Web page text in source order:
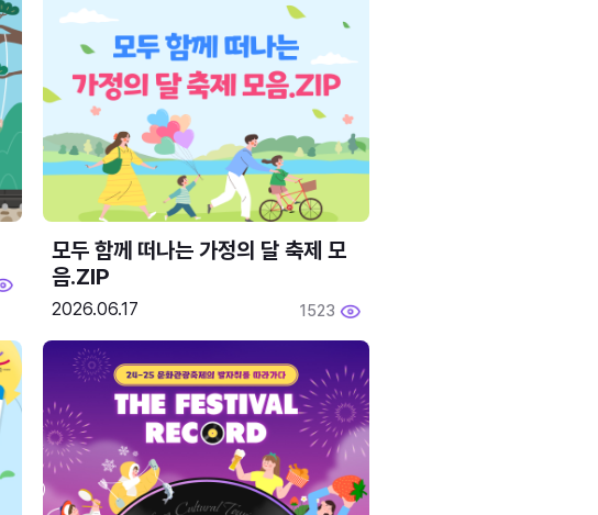
모두 함께 떠나는 가정의 달 축제 모
음.ZIP
2026.06.17 1523